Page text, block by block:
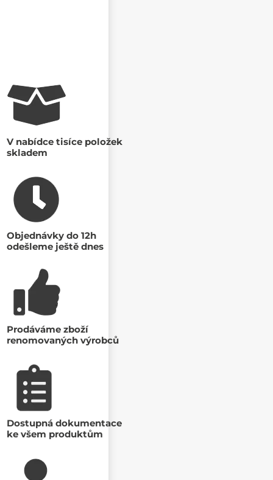
V nabídce tisíce položek
skladem
Objednávky do 12h
odešleme ještě dnes
Prodáváme zboží
renomovaných výrobců
Dostupná dokumentace
ke všem produktům